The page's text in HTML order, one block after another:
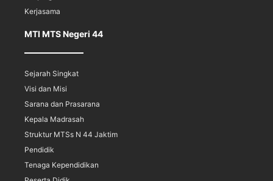
Kerjasama
MTI MTS Negeri 44
Sejarah Singkat
Visi dan Misi
Sarana dan Prasarana
Kepala Madrasah
Struktur MTSs N 44 Jaktim
Pendidik
Tenaga Kependidikan